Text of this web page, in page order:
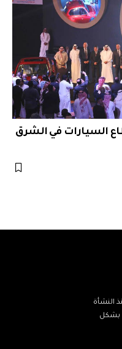
السيارات في الشرق
النشأة
بشكل